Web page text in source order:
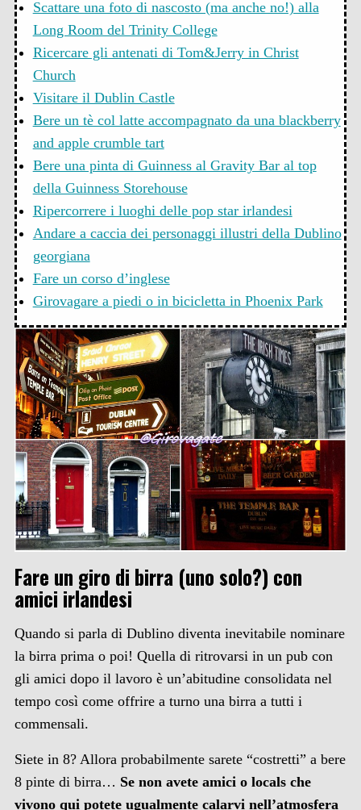
Scattare una foto di nascosto (ma anche no!) alla
Long Room del Trinity College
Ricercare gli antenati di Tom&Jerry in Christ
Church
Visitare il Dublin Castle
Bere un tè col latte accompagnato da una blackberry
and apple crumble tart
Bere una pinta di Guinness al Gravity Bar al top
della Guinness Storehouse
Ripercorrere i luoghi delle pop star irlandesi
Andare a caccia dei personaggi illustri della Dublino
georgiana
Fare un corso d’inglese
Girovagare a piedi o in bicicletta in Phoenix Park
Fare un giro di birra (uno solo?) con
amici irlandesi
Quando si parla di Dublino diventa inevitabile nominare
la birra prima o poi! Quella di ritrovarsi in un pub con
gli amici dopo il lavoro è un’abitudine consolidata nel
tempo così come offrire a turno una birra a tutti i
commensali.
Siete in 8? Allora probabilmente sarete “costretti” a bere
8 pinte di birra… Se non avete amici o locals che
vivono qui potete ugualmente calarvi nell’atmosfera